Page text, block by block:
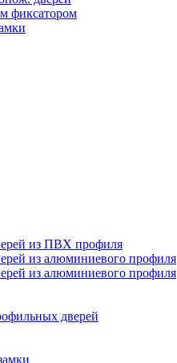
фиксатором
из ПВХ профиля
из алюминиевого профиля
из алюминиевого профиля
дверей